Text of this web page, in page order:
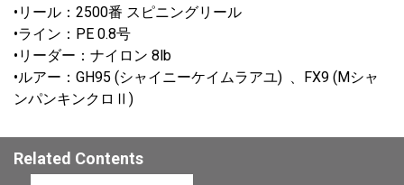
•リール：2500番 スピニングリール
•ライン：PE 0.8号
•リーダー：ナイロン 8lb
•ルアー：GH95 (シャイニーケイムラアユ) 、FX9 (Mシャ
ンパンキンクロⅡ)
Related Contents